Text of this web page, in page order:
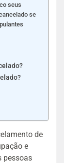
seus
se
de
e
pessoas